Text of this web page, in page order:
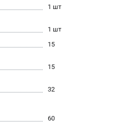
ПЕТЕРБУРГ)
60-57
не является публичной
60-57
1 шт
1 шт
15
15
32
60